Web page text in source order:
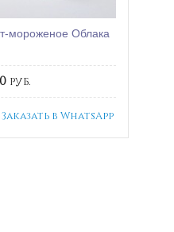
мороженое Облака
руб.
Заказать в WhatsApp